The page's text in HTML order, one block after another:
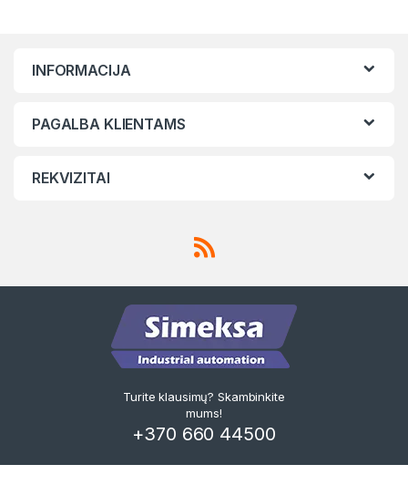
INFORMACIJA
PAGALBA KLIENTAMS
REKVIZITAI
Turite klausimų? Skambinkite
mums!
+370 660 44500